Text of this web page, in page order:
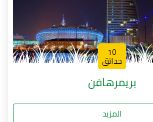
10
حدائق
بريمرهافن
المزيد